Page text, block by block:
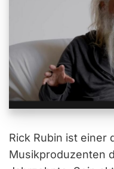
Rick Rubin ist einer
Musikproduzenten